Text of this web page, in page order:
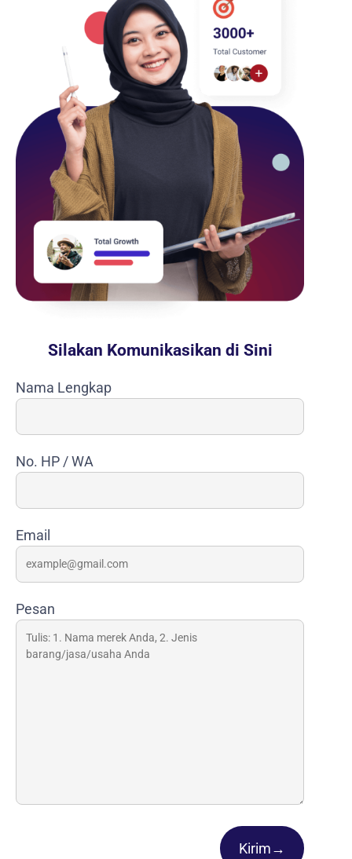
Silakan Komunikasikan di Sini
Nama Lengkap
No. HP / WA
Email
Pesan
Kirim→